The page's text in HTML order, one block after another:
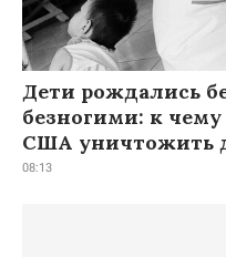
Дети рождались
безногими: к
США уничтожить
08:13